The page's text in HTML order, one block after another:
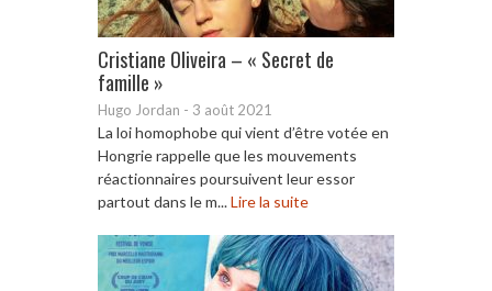
Cristiane Oliveira – « Secret de
famille »
Hugo Jordan - 3 août 2021
La loi homophobe qui vient d’être votée en
Hongrie rappelle que les mouvements
réactionnaires poursuivent leur essor
partout dans le m...Lire la suite